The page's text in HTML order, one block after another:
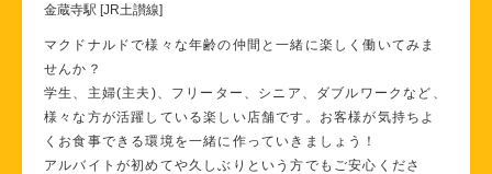
金蔵寺駅 [JR土讃線]
マクドナルドで様々な年齢の仲間と一緒に楽しく働いてみま
せんか？
学生、主婦(主夫)、フリーター、シニア、ダブルワークなど、
様々な方が活躍している楽しい店舗です。お客様が気持ちよ
くお食事できる環境を一緒に作っていきましょう！
アルバイトが初めてや久しぶりという方でもご安心くださ